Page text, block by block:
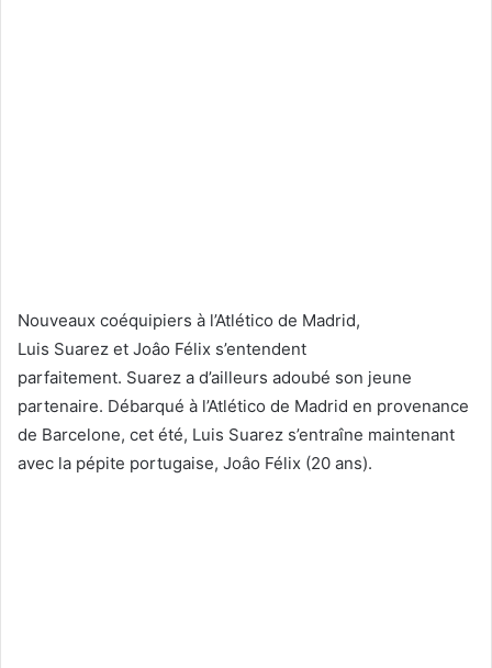
Nouveaux coéquipiers à l’Atlético de Madrid,
Luis Suarez et Joâo Félix s’entendent
parfaitement. Suarez a d’ailleurs adoubé son jeune
partenaire. Débarqué à l’Atlético de Madrid en provenance
de Barcelone, cet été, Luis Suarez s’entraîne maintenant
avec la pépite portugaise, Joâo Félix (20 ans).